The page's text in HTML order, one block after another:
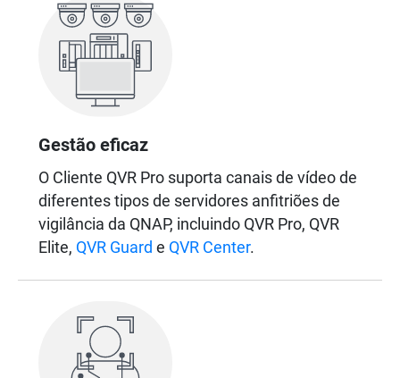
Gestão eficaz
O Cliente QVR Pro suporta canais de vídeo de
diferentes tipos de servidores anfitriões de
vigilância da QNAP, incluindo QVR Pro, QVR
Elite, QVR Guard e QVR Center.